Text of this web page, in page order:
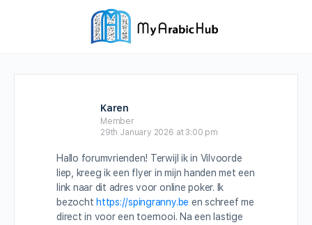
Karen
Member
29th January 2026 at 3:00 pm
Hallo forumvrienden! Terwijl ik in Vilvoorde
liep, kreeg ik een flyer in mijn handen met een
link naar dit adres voor online poker. Ik
bezocht https://spingranny.be en schreef me
direct in voor een toernooi. Na een lastige